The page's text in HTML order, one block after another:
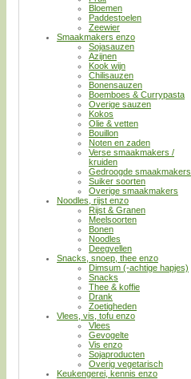
Bloemen
Paddestoelen
Zeewier
Smaakmakers enzo
Sojasauzen
Azijnen
Kook wijn
Chilisauzen
Bonensauzen
Boemboes & Currypasta
Overige sauzen
Kokos
Olie & vetten
Bouillon
Noten en zaden
Verse smaakmakers /
kruiden
Gedroogde smaakmakers
Suiker soorten
Overige smaakmakers
Noodles, rijst enzo
Rijst & Granen
Meelsoorten
Bonen
Noodles
Deegvellen
Snacks, snoep, thee enzo
Dimsum (-achtige hapjes)
Snacks
Thee & koffie
Drank
Zoetigheden
Vlees, vis, tofu enzo
Vlees
Gevogelte
Vis enzo
Sojaproducten
Overig vegetarisch
Keukengerei, kennis enzo